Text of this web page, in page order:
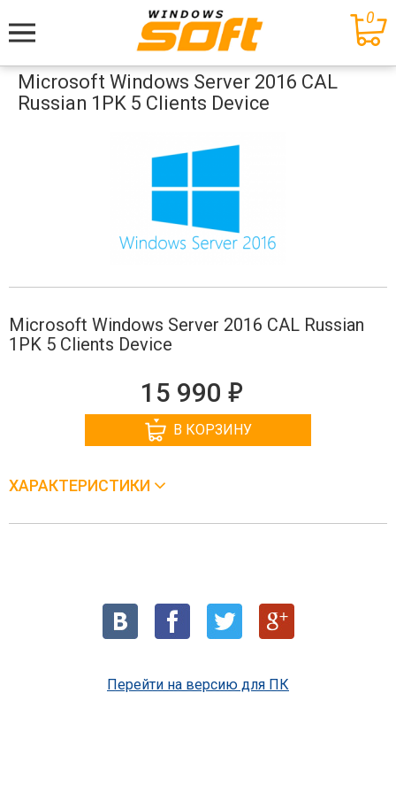
Меню
0
Microsoft Windows Server 2016 СAL
Russian 1PK 5 Clients Device
Microsoft Windows Server 2016 СAL Russian
1PK 5 Clients Device
15 990 е
В КОРЗИНУ
ХАРАКТЕРИСТИКИ
Перейти на версию для ПК